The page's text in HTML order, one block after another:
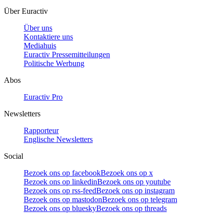
Über Euractiv
Über uns
Kontaktiere uns
Mediahuis
Euractiv Pressemitteilungen
Politische Werbung
Abos
Euractiv Pro
Newsletters
Rapporteur
Englische Newsletters
Social
Bezoek ons op facebookBezoek ons op x
Bezoek ons op linkedinBezoek ons op youtube
Bezoek ons op rss-feedBezoek ons op instagram
Bezoek ons op mastodonBezoek ons op telegram
Bezoek ons op blueskyBezoek ons op threads